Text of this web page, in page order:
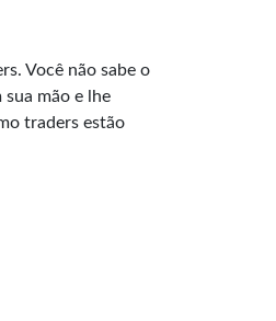
Você não sabe o
sua mão e lhe
traders estão